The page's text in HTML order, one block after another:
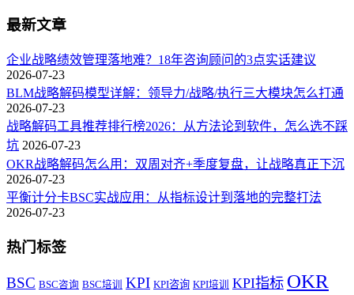
最新文章
企业战略绩效管理落地难？18年咨询顾问的3点实话建议
2026-07-23
BLM战略解码模型详解：领导力/战略/执行三大模块怎么打通
2026-07-23
战略解码工具推荐排行榜2026：从方法论到软件，怎么选不踩
坑 2026-07-23
OKR战略解码怎么用：双周对齐+季度复盘，让战略真正下沉
2026-07-23
平衡计分卡BSC实战应用：从指标设计到落地的完整打法
2026-07-23
热门标签
BSC BSC咨询 BSC培训 KPI KPI咨询 KPI培训 KPI指标 OKR